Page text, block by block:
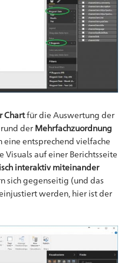
Chartfür die Auswertung der
der Mehrfachzuordnung
entsprechend vielfache
Visuals auf einer Berichtsseite
interaktiv miteinander
sich gegenseitig (und das
werden, hier ist der